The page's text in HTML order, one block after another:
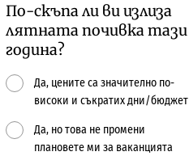
По-скъпа ли ви излиза
лятната почивка тази
година?
Да, цените са значително по-
високи и съкратих дни/бюджет
Да, но това не промени
плановете ми за ваканцията